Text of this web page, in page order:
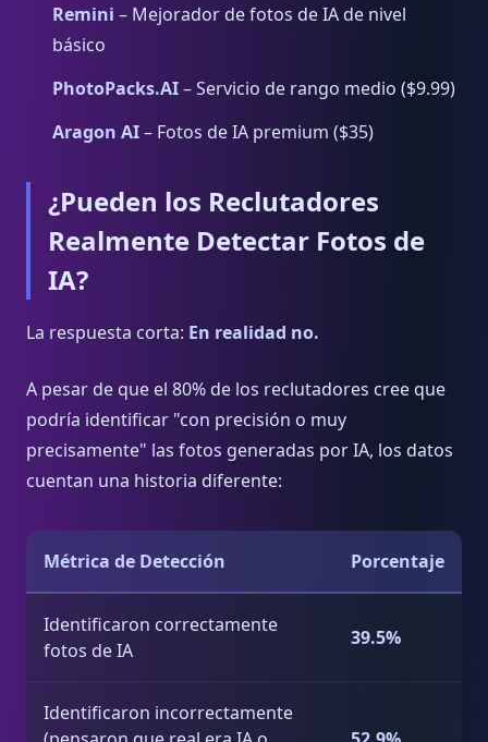
Remini – Mejorador de fotos de IA de nivel
básico
PhotoPacks.AI– Servicio de rango medio ($9.99)
Aragon AI– Fotos de IA premium ($35)
¿Pueden los Reclutadores
Realmente Detectar Fotos de
IA?
La respuesta corta: En realidad no.
A pesar de que el 80% de los reclutadores cree que
podría identificar "con precisión o muy
precisamente" las fotos generadas por IA, los datos
cuentan una historia diferente:
Métrica de Detección Porcentaje
Identificaron correctamente
fotos de IA
39.5%
Identificaron incorrectamente